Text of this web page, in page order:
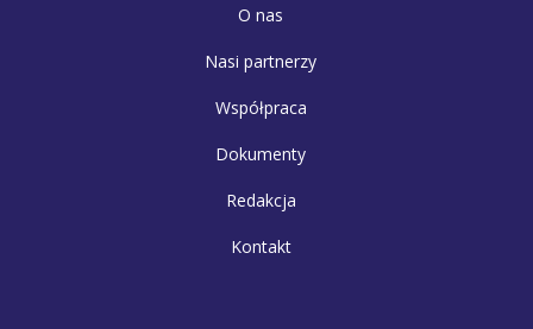
O nas
Nasi partnerzy
Współpraca
Dokumenty
Redakcja
Kontakt